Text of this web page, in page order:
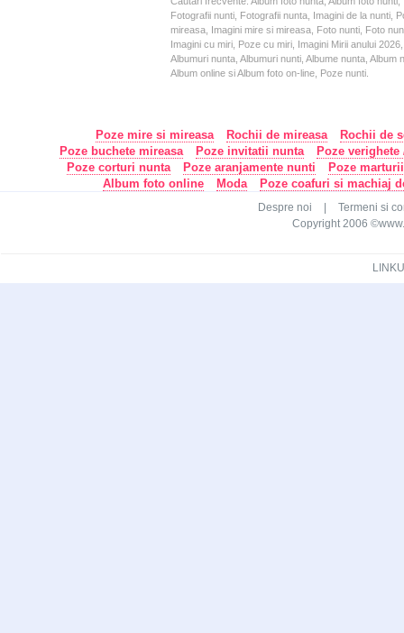
Fotografii nunti, Fotografii nunta, Imagini de la nunti,
mireasa, Imagini mire si mireasa, Foto nunti, Foto
Imagini cu miri, Poze cu miri, Imagini Mirii anului
Albumuri nunta, Albumuri nunti, Albume nunta,
Album online si Album foto on-line, Poze nunti.
Poze mire si mireasa Rochii de mireasa
Rochii de
Poze buchete mireasa
Poze invitatii nunta
Poze
Poze corturi nunta
Poze aranjamente nunti
Poze
Album foto online
Moda Poze coafuri si machiaj
Despre noi
Termeni si
Copyright 2006